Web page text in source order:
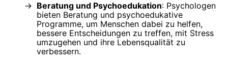
Beratung und Psychoedukation: Psychologen
bieten Beratung und psychoedukative
Programme, um Menschen dabei zu helfen,
bessere Entscheidungen zu treffen, mit Stress
umzugehen und ihre Lebensqualität zu
verbessern.